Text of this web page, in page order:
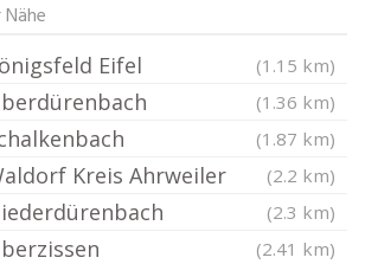
Eifel (1.15 km)
(1.36 km)
(1.87 km)
Kreis Ahrweiler (2.2 km)
(2.3 km)
(2.41 km)